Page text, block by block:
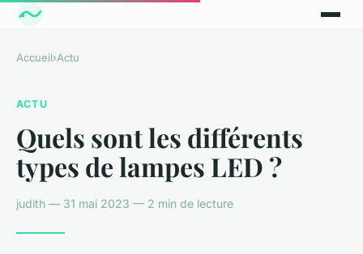
Accueil›Actu
ACTU
Quels sont les différents
types de lampes LED ?
judith — 31 mai 2023 — 2 min de lecture